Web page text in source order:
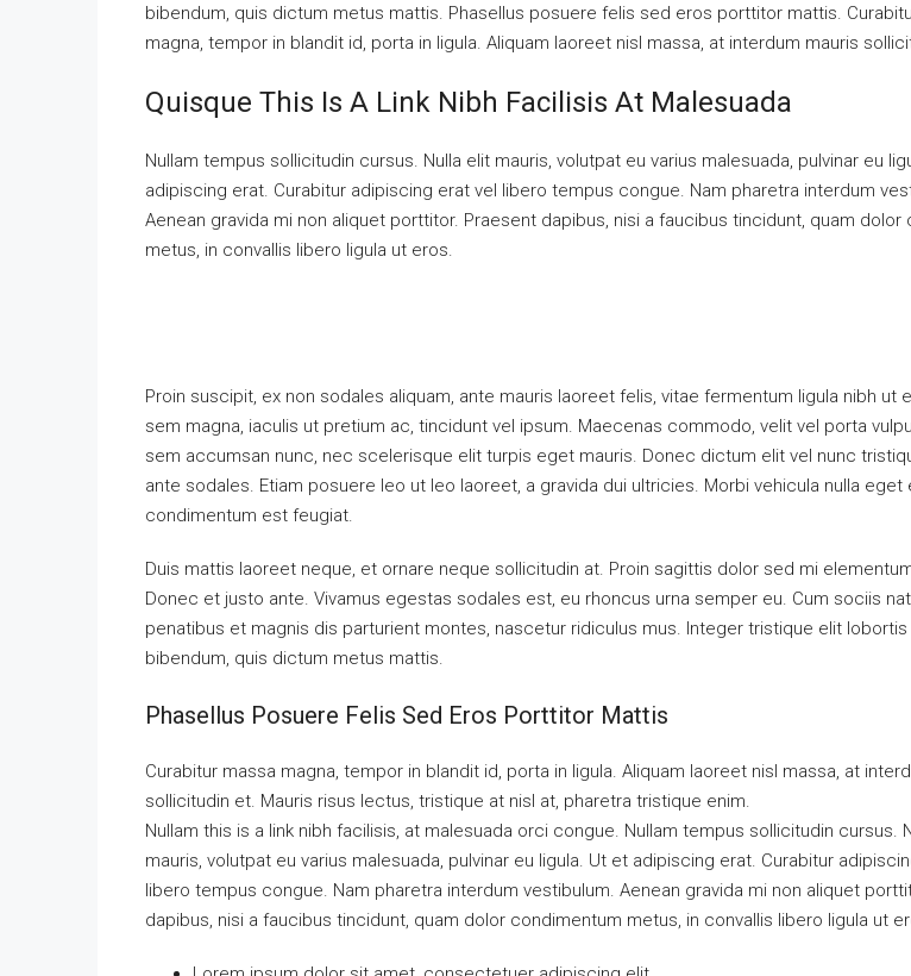
bibendum, quis dictum metus mattis. Phasellus posuere felis sed eros porttitor mattis.
magna, tempor in blandit id, porta in ligula. Aliquam laoreet nisl massa, at interdum mauris
Quisque This Is A Link Nibh Facilisis At Malesuada
Nullam tempus sollicitudin cursus. Nulla elit mauris, volutpat eu varius malesuada, pulvinar eu
adipiscing erat. Curabitur adipiscing erat vel libero tempus congue. Nam pharetra interdum
Aenean gravida mi non aliquet porttitor. Praesent dapibus, nisi a faucibus tincidunt, quam dolor
metus, in convallis libero ligula ut eros.
Proin suscipit, ex non sodales aliquam, ante mauris laoreet felis, vitae fermentum ligula nibh ut
sem magna, iaculis ut pretium ac, tincidunt vel ipsum. Maecenas commodo, velit vel porta
sem accumsan nunc, nec scelerisque elit turpis eget mauris. Donec dictum elit vel nunc
ante sodales. Etiam posuere leo ut leo laoreet, a gravida dui ultricies. Morbi vehicula nulla eget
condimentum est feugiat.
Duis mattis laoreet neque, et ornare neque sollicitudin at. Proin sagittis dolor sed mi
Donec et justo ante. Vivamus egestas sodales est, eu rhoncus urna semper eu. Cum sociis
penatibus et magnis dis parturient montes, nascetur ridiculus mus. Integer tristique elit lobortis
bibendum, quis dictum metus mattis.
Phasellus Posuere Felis Sed Eros Porttitor Mattis
Curabitur massa magna, tempor in blandit id, porta in ligula. Aliquam laoreet nisl massa, at
sollicitudin et. Mauris risus lectus, tristique at nisl at, pharetra tristique enim.
Nullam this is a link nibh facilisis, at malesuada orci congue. Nullam tempus sollicitudin cursus.
mauris, volutpat eu varius malesuada, pulvinar eu ligula. Ut et adipiscing erat. Curabitur
libero tempus congue. Nam pharetra interdum vestibulum. Aenean gravida mi non aliquet
dapibus, nisi a faucibus tincidunt, quam dolor condimentum metus, in convallis libero ligula ut